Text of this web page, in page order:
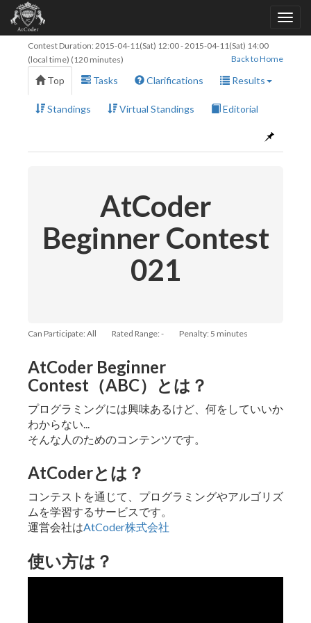
Contest Duration: 2015-04-11(Sat) 12:00-2015-04-11(Sat) 14:00
(local time) (120 minutes)
Back to Home
Top Tasks Clarifications Results
Standings Virtual Standings Editorial
AtCoder
Beginner Contest
021
Can Participate: All Rated Range: - Penalty: 5 minutes
AtCoder Beginner
Contest（ABC）とは？
プログラミングには興味あるけど、何をしていいか
わからない...
そんな人のためのコンテンツです。
AtCoderとは？
コンテストを通じて、プログラミングやアルゴリズ
ムを学習するサービスです。
運営会社はAtCoder株式会社
使い方は？